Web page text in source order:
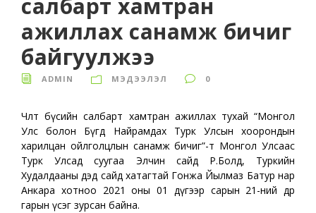
салбарт хамтран
ажиллах санамж бичиг
байгуулжээ
ADMIN МЭДЭЭЛЭЛ 0
Чөлөөт бүсийн салбарт хамтран ажиллах тухай “Монгол
Улс болон Бүгд Найрамдах Турк Улсын хоорондын
харилцан ойлголцлын санамж бичиг”-т Монгол Улсаас
Турк Улсад суугаа Элчин сайд Р.Болд, Туркийн
Худалдааны дэд сайд хатагтай Гонжа Йылмаз Батур нар
Анкара хотноо 2021 оны 01 дүгээр сарын 21-ний өдөр
гарын үсэг зурсан байна.